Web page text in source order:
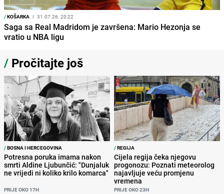
/KOŠARKA I 31.07.26. 20:22
Saga sa Real Madridom je završena: Mario Hezonja se
vratio u NBA ligu
/ Pročitajte još
/BOSNA I HERCEGOVINA
Potresna poruka imama nakon
smrti Aldine Ljubunčić: "Dunjaluk
ne vrijedi ni koliko krilo komarca"
PRIJE OKO 17H
/REGIJA
Cijela regija čeka njegovu
progonozu: Poznati meteorolog
najavljuje veću promjenu
vremena
PRIJE OKO 23H